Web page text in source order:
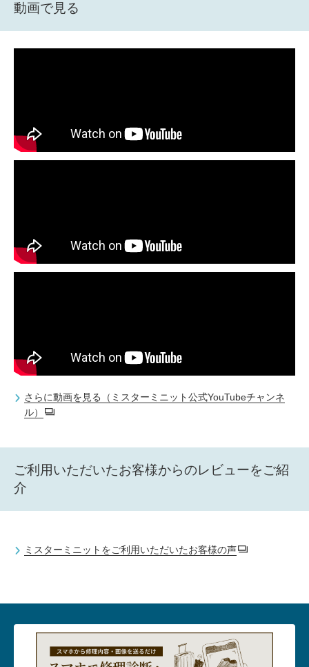
動画で見る
さらに動画を見る（ミスターミニット公式YouTubeチャンネ
ル）
ご利用いただいたお客様からのレビューをご紹
介
ミスターミニットをご利用いただいたお客様の声